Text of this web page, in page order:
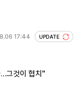
17:44 UPDATE
그것이 협치"